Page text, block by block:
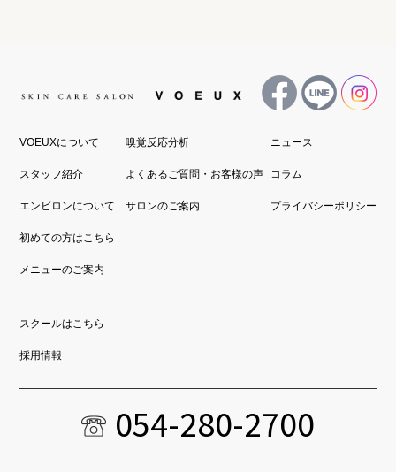
VOEUXについて
スタッフ紹介
エンビロンについて
初めての方はこちら
メニューのご案内
スクールはこちら
採用情報
嗅覚反応分析
よくあるご質問・お客様の声
サロンのご案内
ニュース
コラム
プライバシーポリシー
054-280-2700